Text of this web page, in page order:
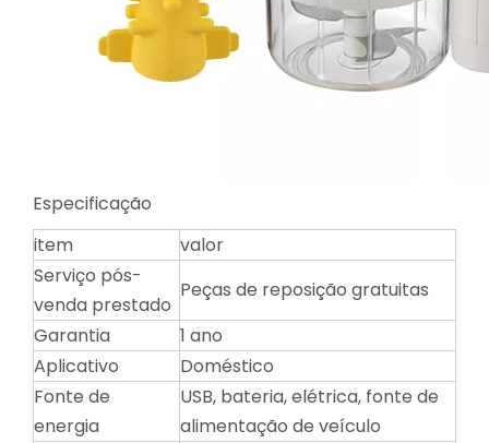
Especificação
item
valor
Serviço pós-
venda prestado
Peças de reposição gratuitas
Garantia
1 ano
Aplicativo
Doméstico
Fonte de
energia
USB, bateria, elétrica, fonte de
alimentação de veículo